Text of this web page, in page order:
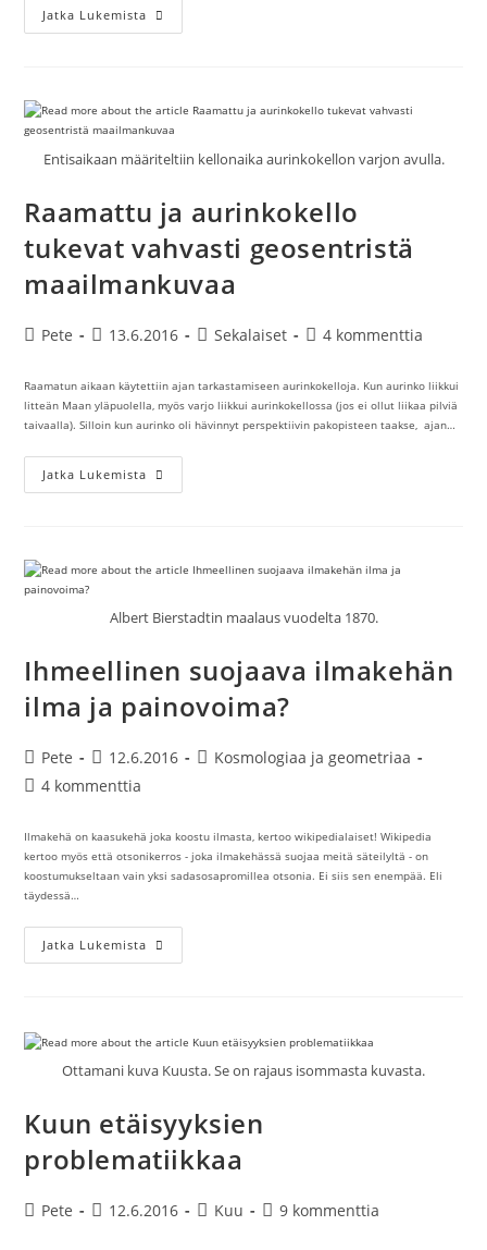
Jatka Lukemista Tuikkivat
Tähdet
Entisaikaan määriteltiin kellonaika aurinkokellon varjon avulla.
Raamattu ja aurinkokello
tukevat vahvasti geosentristä
maailmankuvaa
Artikkelin
Pete
Artikkeli
13.6.2016
Artikkelin
Sekalaiset
Artikkelin
4 kommenttia
Raamatun aikaan käytettiin ajan tarkastamiseen aurinkokelloja. Kun aurinko liikkui
litteän Maan yläpuolella, myös varjo liikkui aurinkokellossa (jos ei ollut liikaa pilviä
taivaalla). Silloin kun aurinko oli hävinnyt perspektiivin pakopisteen taakse, ajan…
Jatka Lukemista Raamattu
Ja
Maailmankuvaa
Albert Bierstadtin maalaus vuodelta 1870.
Ihmeellinen suojaava ilmakehän
ilma ja painovoima?
Artikkelin
kirjoittaja:
Pete
Artikkeli
julkaistu:
12.6.2016
Artikkelin
Kosmologiaa ja geometriaa
Artikkelin
4 kommenttia
Ilmakehä on kaasukehä joka koostu ilmasta, kertoo wikipedialaiset! Wikipedia
kertoo myös että otsonikerros - joka ilmakehässä suojaa meitä säteilyltä - on
koostumukseltaan vain yksi sadasosapromillea otsonia. Ei siis sen enempää. Eli
täydessä…
Jatka Lukemista Ihmeellinen
Suojaava
Ottamani kuva Kuusta. Se on rajaus isommasta kuvasta.
Kuun etäisyyksien
problematiikkaa
Artikkelin
Pete
Artikkeli
12.6.2016
Artikkelin
Kuu
Artikkelin
9 kommenttia